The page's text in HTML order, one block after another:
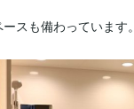
スも備わっています。